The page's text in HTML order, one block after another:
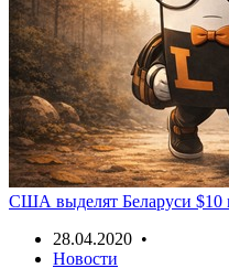
США выделят Беларуси $10
28.04.2020 •
Новости